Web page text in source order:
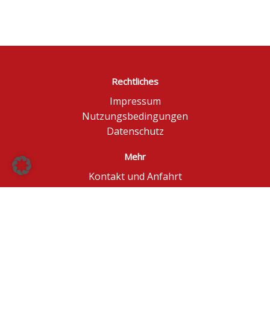
Rechtliches
Impressum
Nutzungsbedingungen
Datenschutz
Mehr
Kontakt und Anfahrt
Börse Düsseldorf